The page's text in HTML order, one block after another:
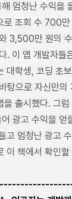
엄청난 수익을
로 조회 수 700
3,500만 원의
. 이 앱 개발자들
대학생, 코딩 초
탕으로 자신만의
을 출시했다. 그
광고 수익을 얻
고 엄청난 광고
이 책에서 확인할